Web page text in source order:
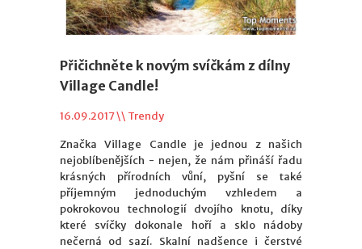
Přičichněte k novým svíčkám z dílny
Village Candle!
16.09.2017 \\ Trendy
Značka Village Candle je jednou z našich
nejoblíbenějších - nejen, že nám přináší řadu
krásných přírodních vůní, pyšní se také
příjemným jednoduchým vzhledem a
pokrokovou technologií dvojího knotu, díky
které svíčky dokonale hoří a sklo nádoby
nečerná od sazí. Skalní nadšence i čerstvé